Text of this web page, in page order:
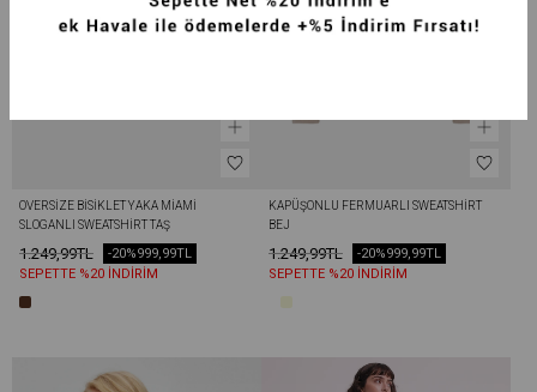
OVERSIZE BISIKLET YAKA MIAMI
SLOGANLI SWEATSHIRT TAŞ
1.249,99TL 999,99TL
-20%
SEPETTE %20 İNDİRİM
KAPÜŞONLU FERMUARLI SWEATSHIRT
BEJ
1.249,99TL 999,99TL
-20%
SEPETTE %20 İNDİRİM